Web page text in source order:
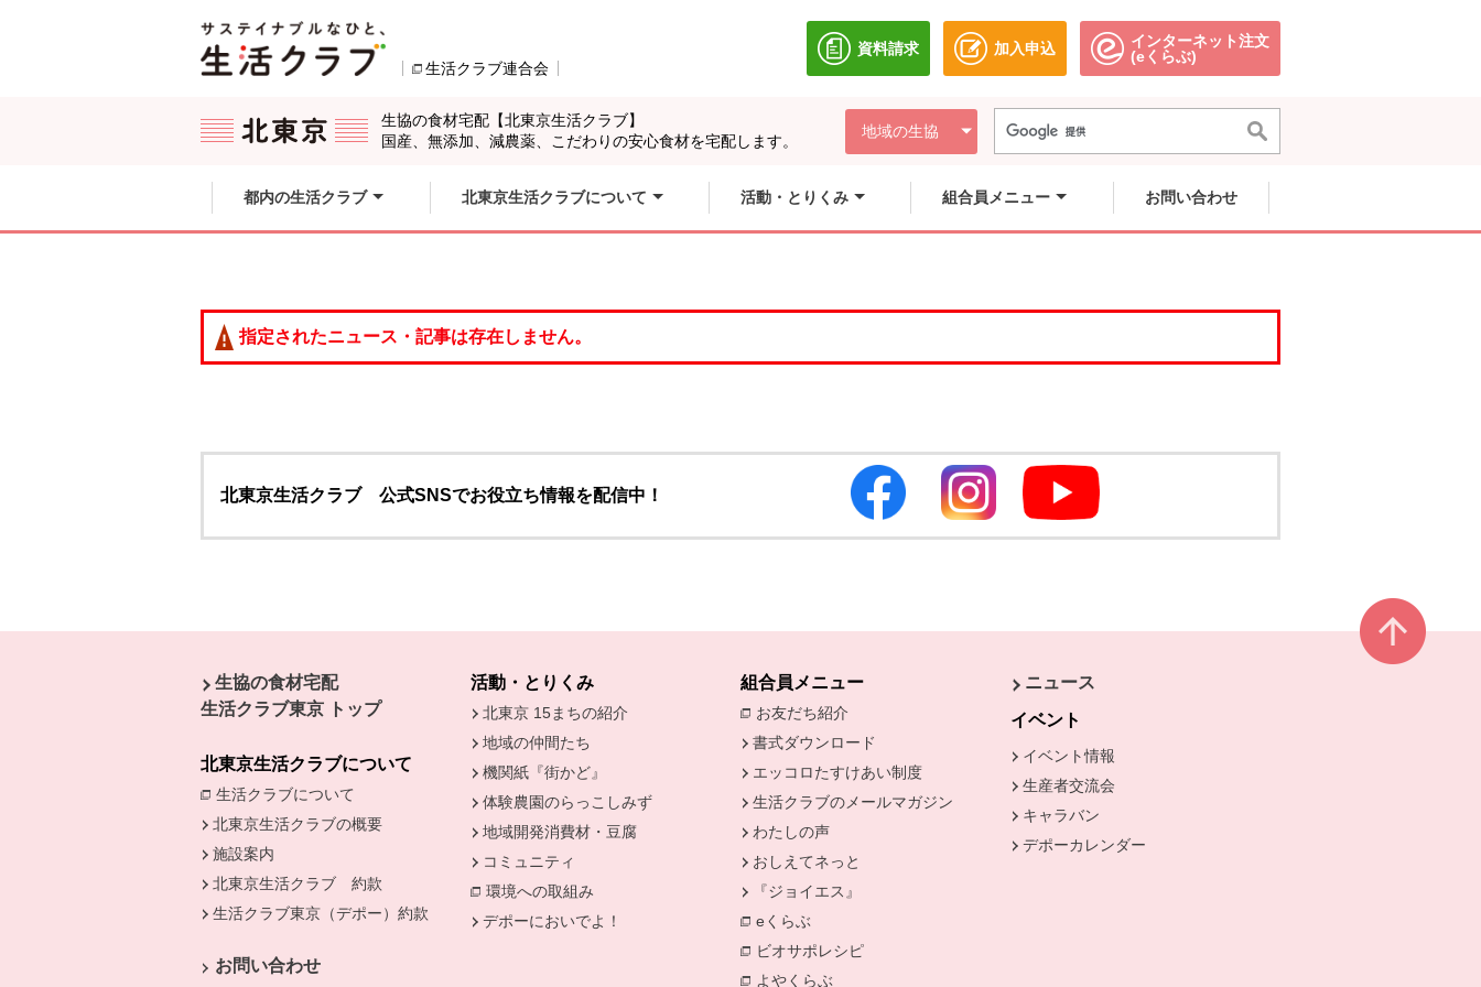
生活クラブ連合会
資料請求
別のウィンドウで開きます。
加入申込
別のウィンドウで開きます。
インターネット注文
(eくらぶ)別のウィンドウで開きます。
生協の食材宅配【北東京生活クラブ】
国産、無添加、減農薬、こだわりの安心食材を宅配します。
地域の生協
都内の生活クラブ 北東京生活クラブについて 活動・とりくみ 組合員メニュー お問い合わせ
指定されたニュース・記事は存在しません。
北東京生活クラブ 公式SNSでお役立ち情報を配信中！
生協の食材宅配
生活クラブ東京 トップ
北東京生活クラブについて
生活クラブについて
別のウィンドウで開きます。
北東京生活クラブの概要
施設案内
北東京生活クラブ 約款
生活クラブ東京（デポー）約款
別のウィンドウで開きます。
お問い合わせ
活動・とりくみ
北東京 15まちの紹介
地域の仲間たち
機関紙『街かど』
体験農園のらっこしみず
地域開発消費材・豆腐
コミュニティ
環境への取組み
別のウィンドウで開きます。
デポーにおいでよ！
組合員メニュー
お友だち紹介 別のウィンドウで開きます。
書式ダウンロード
エッコロたすけあい制度
生活クラブのメールマガジン
わたしの声
おしえてネっと
『ジョイエス』
eくらぶ
別のウィンドウで開きます。
ビオサポレシピ
よやくらぶ
ニュース
イベント
イベント情報
生産者交流会
キャラバン
デポーカレンダー